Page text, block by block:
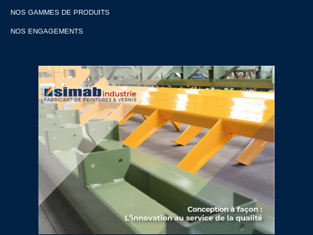
NOS GAMMES DE PRODUITS
NOS ENGAGEMENTS